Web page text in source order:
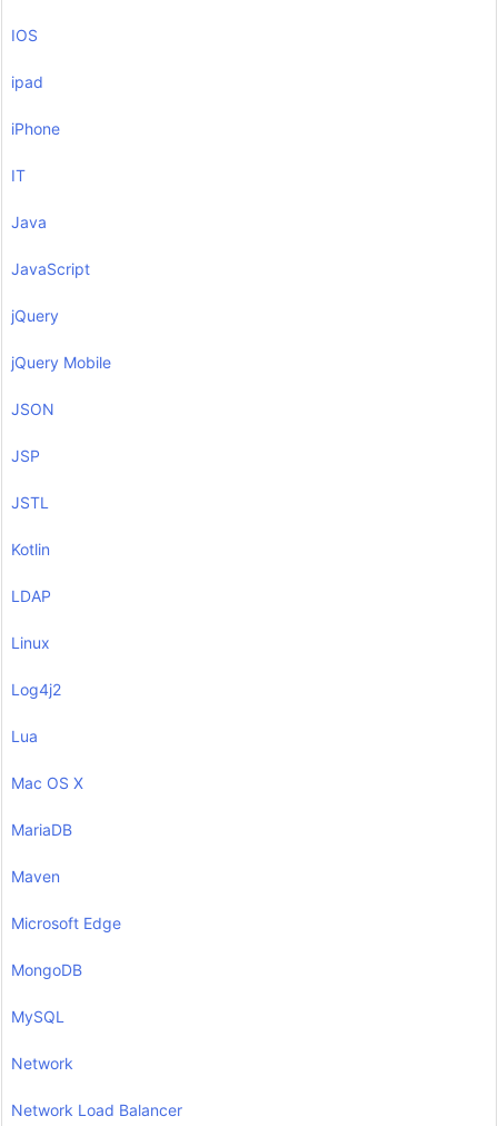
IOS
ipad
iPhone
IT
Java
JavaScript
jQuery
jQuery Mobile
JSON
JSP
JSTL
Kotlin
LDAP
Linux
Log4j2
Lua
Mac OS X
MariaDB
Maven
Microsoft Edge
MongoDB
MySQL
Network
Network Load Balancer